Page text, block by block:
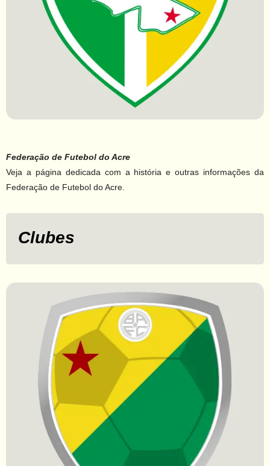
Federação de Futebol do Acre
Veja a página dedicada com a história e outras informações da
Federação de Futebol do Acre.
Clubes